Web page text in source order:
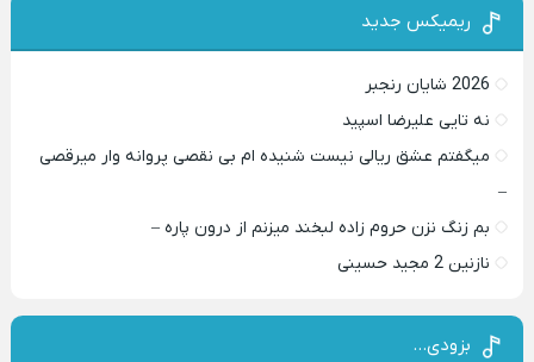
ریمیکس جدید
2026 شایان رنجبر
نه تایی علیرضا اسپید
میگفتم عشق ریالی نیست شنیده ام بی نقصی پروانه وار میرقصی
–
بم زنگ نزن حروم زاده لبخند میزنم از درون پاره –
نازنین 2 مجید حسینی
بزودی…